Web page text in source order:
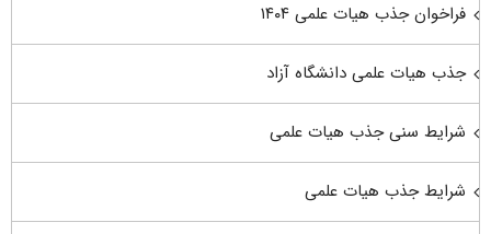
فراخوان جذب هیات علمی ۱۴۰۴
جذب هیات علمی دانشگاه آزاد
شرایط سنی جذب هیات علمی
شرایط جذب هیات علمی